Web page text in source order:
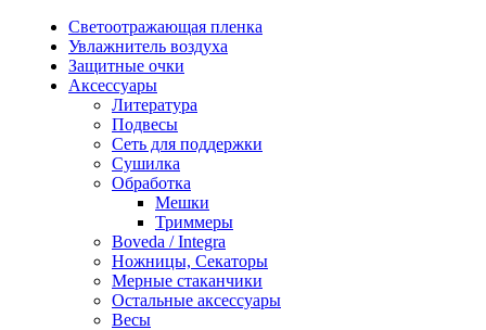
Светоотражающая пленка
Увлажнитель воздуха
Защитные очки
Аксессуары
Литература
Подвесы
Сеть для поддержки
Сушилка
Обработка
Мешки
Триммеры
Boveda / Integra
Ножницы, Секаторы
Мерные стаканчики
Остальные аксессуары
Весы